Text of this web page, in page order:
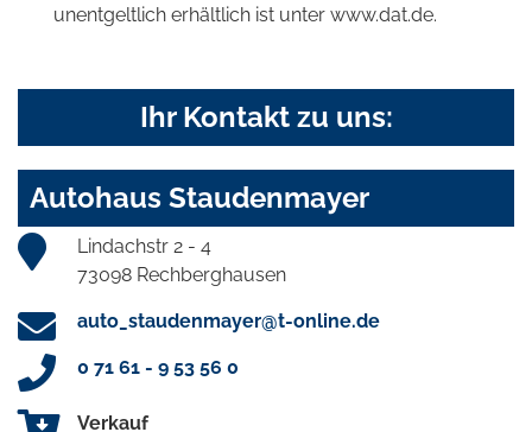
unentgeltlich erhältlich ist unter www.dat.de.
Ihr Kontakt zu uns:
Autohaus Staudenmayer
Lindachstr 2 - 4
73098 Rechberghausen
auto_staudenmayer@t-online.de
0 71 61 - 9 53 56 0
Verkauf